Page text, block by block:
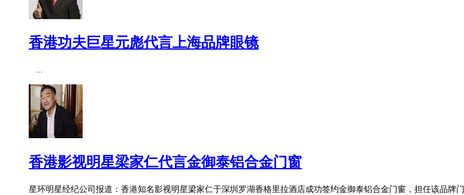
香港功夫巨星元彪代言上海品牌眼镜
...
香港影视明星梁家仁代言金御泰铝合金门窗
星环明星经纪公司报道：香港知名影视明星梁家仁于深圳罗湖香格里拉酒店成功签约金御泰铝合金门窗，担任该品